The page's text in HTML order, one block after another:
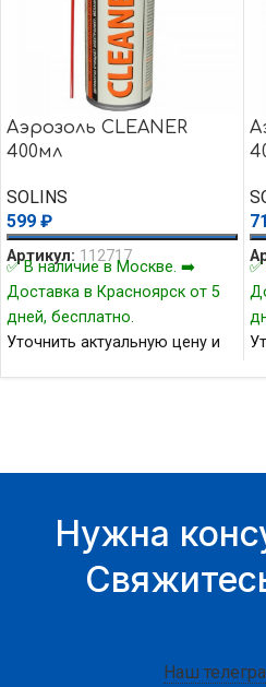
Аэрозоль CLEANER
400мл
SOLINS
599 ₽
Артикул: 112717
✅ В наличие в Москве. ➡️
Доставка в Красноярск от 5
дней, бесплатно.
Уточнить актуальную цену и
Нужна
Наш